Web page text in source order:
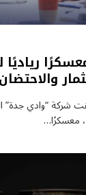
والاحتضان
2026 أطلقت شركة “وادي
معسكرًا…